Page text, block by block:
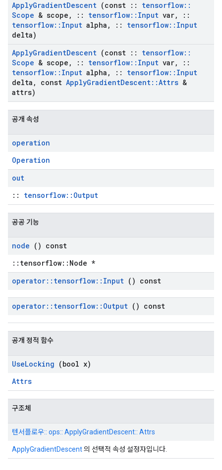
ApplyGradientDescent (const :: tensorflow::
Scope & scope , :: tensorflow:: Input var,
::
tensorflow:: Input alpha , :: tensorflow:: Input
delta)
ApplyGradientDescent (const :: tensorflow::
Scope & scope , :: tensorflow:: Input var,
::
tensorflow:: Input alpha , :: tensorflow:: Input
delta , const ApplyGradientDescent::Attrs &
attrs)
공개 속성
operation
Operation
out
:: tensorflow::Output
공공 기능
node () const
::tensorflow::Node *
operator:: tensorflow:: Input () const
operator:: tensorflow:: Output () const
공개 정적 함수
UseLocking (bool x)
Attrs
구조체
텐서플로우:: ops:: ApplyGradientDescent:: Attrs
ApplyGradientDescent의 선택적 속성 설정자입니다.